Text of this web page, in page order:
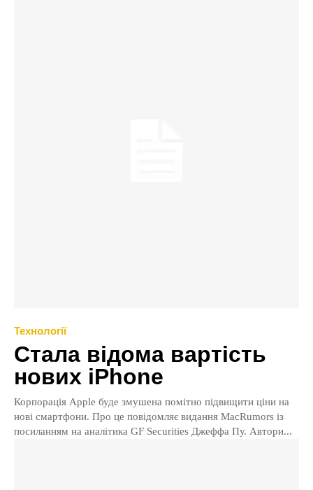
Технології
Стала відома вартість
нових iPhone
Корпорація Apple буде змушена помітно підвищити ціни на
нові смартфони. Про це повідомляє видання MacRumors із
посиланням на аналітика GF Securities Джеффа Пу. Автори...